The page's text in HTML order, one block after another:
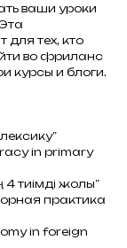
ваши уроки
тех, кто
во фриланс
курсы и блоги.
in primary
4 тиімді жолы”
практика
in foreign